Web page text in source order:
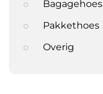
Bagagehoes
Pakkethoes
Overig